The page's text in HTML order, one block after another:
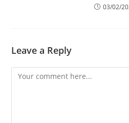
03/02/
Leave a Reply
Comment